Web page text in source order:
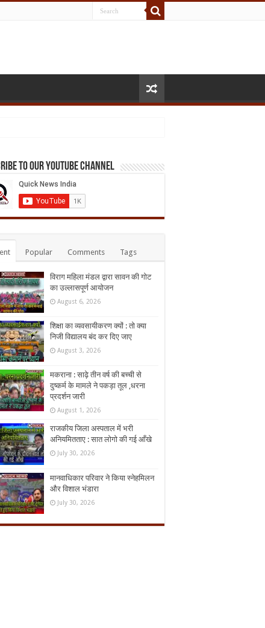
to our Youtube Channel
Popular Comments Tags
विराग महिला मंडल द्वारा सावन की गोट
का उल्लासपूर्ण आयोजन
August 6, 2026
शिक्षा का व्यवसायीकरण क्यों : तो क्या
निजी विद्यालय बंद कर दिए जाए
August 3, 2026
मकराना : साढ़े तीन वर्ष की बच्ची से
दुष्कर्म के मामले ने पकड़ा तूल ,धरना
प्रदर्शन जारी
August 1, 2026
राजकीय जिला अस्पताल में भरी
अनियमितताए : सात लोगो की गई आँखे
July 30, 2026
मानवाधिकार परिवार ने किया स्नेहमिलन
और विशाल भंडारा
July 30, 2026